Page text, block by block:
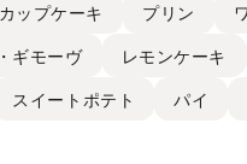
カップケーキ プリン
ギモーヴ レモンケーキ
スイートポテト パイ